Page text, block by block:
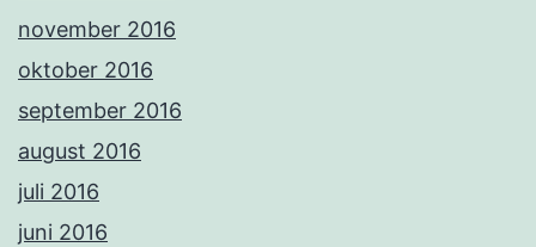
november 2016
oktober 2016
september 2016
august 2016
juli 2016
juni 2016